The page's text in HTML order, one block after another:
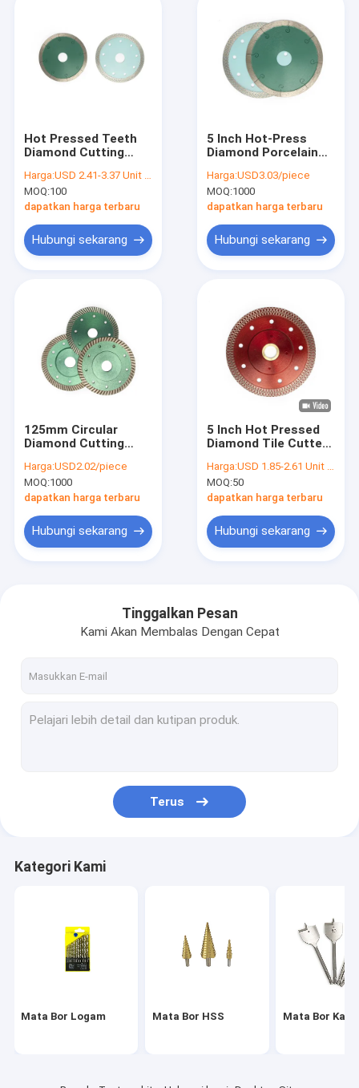
Produk
Tentang kita
Hubungi kami
Mata Bor HSS
Mata Bor Kayu
Mata Bor Batu
Bantalan Poles Beton
Gergaji Lubang HSS
Hot Pressed Teeth
Diamond Cutting
Keramik Untuk
Gergaji Melingkar
Harga:USD 2.41-3.37 Unit price
MOQ:100
dapatkan harga terbaru
Hubungi sekarang
5 Inch Hot-Press
Diamond Porcelain
Keramik
Harga:USD3.03/piece
MOQ:1000
dapatkan harga terbaru
Hubungi sekarang
125mm Circular
Diamond Cutting
Blade Untuk
Memotong Keramik
Harga:USD2.02/piece
MOQ:1000
dapatkan harga terbaru
Hubungi sekarang
5 Inch Hot Pressed
Diamond Tile Cutter
Keramik
Harga:USD 1.85-2.61 Unit price
MOQ:50
dapatkan harga terbaru
Hubungi sekarang
Tinggalkan Pesan
Kami Akan Membalas Dengan Cepat
Terus
Kategori Kami
Mata Bor Logam Mata Bor HSS Mata Bor Kayu